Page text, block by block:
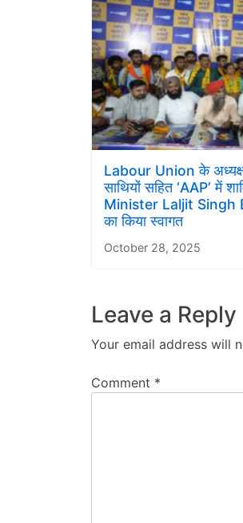
Labour Union के
साथियों सहित ‘AAP’ में
Minister Laljit Singh
का किया स्वागत
October 28, 2025
Leave a Reply
Your email address will
Comment *